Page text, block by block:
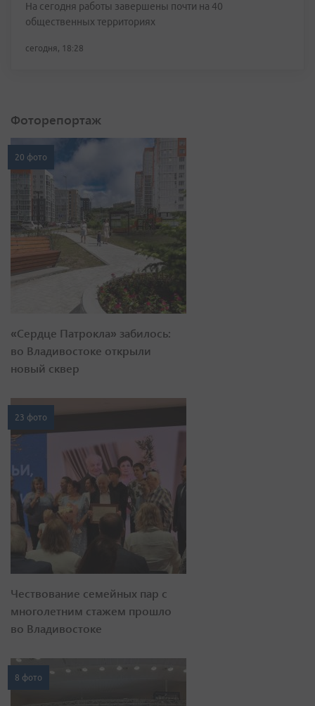
На сегодня работы завершены почти на 40
общественных территориях
сегодня, 18:28
Фоторепортаж
20 фото
«Сердце Патрокла» забилось:
во Владивостоке открыли
новый сквер
23 фото
Чествование семейных пар с
многолетним стажем прошло
во Владивостоке
8 фото